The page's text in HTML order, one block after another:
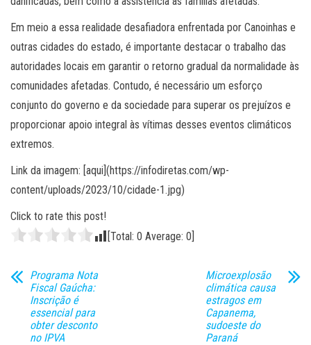
Em meio a essa realidade desafiadora enfrentada por Canoinhas e
outras cidades do estado, é importante destacar o trabalho das
autoridades locais em garantir o retorno gradual da normalidade às
comunidades afetadas. Contudo, é necessário um esforço
conjunto do governo e da sociedade para superar os prejuízos e
proporcionar apoio integral às vítimas desses eventos climáticos
extremos.
Link da imagem: [aqui](https://infodiretas.com/wp-
content/uploads/2023/10/cidade-1.jpg)
Click to rate this post!
[Total: 0 Average: 0]
Programa Nota
Fiscal Gaúcha:
Inscrição é
essencial para
obter desconto
no IPVA
Microexplosão
climática causa
estragos em
Capanema,
sudoeste do
Paraná